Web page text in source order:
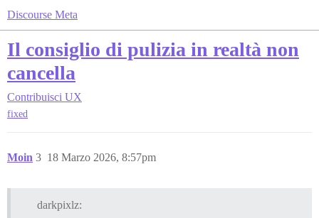
Discourse Meta
Il consiglio di pulizia in realtà non
cancella
Contribuisci UX
fixed
Moin 18 Marzo 2026, 8:57pm
3
darkpixlz: